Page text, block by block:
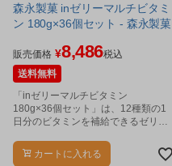
森永製菓 inゼリーマルチビタミ
ン 180g×36個セット - 森永製菓
販売価格 ¥8,486税込
送料無料
「inゼリーマルチビタミン
180g×36個セット」は、12種類の1
日分のビタミンを補給できるゼリー
カートに入れる